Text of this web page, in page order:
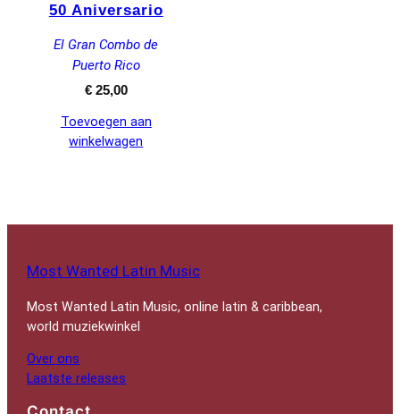
50 Aniversario
El Gran Combo de
Puerto Rico
€25,00
Toevoegen aan
winkelwagen
Most Wanted Latin Music
Most Wanted Latin Music, online latin & caribbean,
world muziekwinkel
Over ons
Laatste releases